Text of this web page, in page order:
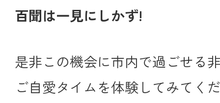
百聞は一見にしかず!
是非この機会に市内で過ごせる
ご自愛タイムを体験してみてく